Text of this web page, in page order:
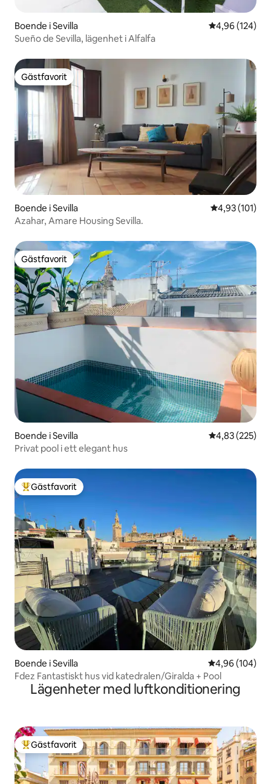
Boende i Sevilla 4,96 av 5 i
4,96 (124)
Sueño de Sevilla, lägenhet i Alfalfa
Gästfavorit
Gästfavorit
Boende i Sevilla 4,93 av 5 i
4,93 (101)
Azahar, Amare Housing Sevilla.
Gästfavorit
Gästfavorit
Boende i Sevilla 4,83 av 5 i
4,83 (225)
Privat pool i ett elegant hus
Populär gästfavorit
Gästfavorit
Boende i Sevilla 4,96 av 5 i
4,96 (104)
Fdez Fantastiskt hus vid katedralen/Giralda + Pool
Lägenheter med luftkonditionering
Populär gästfavorit
Gästfavorit